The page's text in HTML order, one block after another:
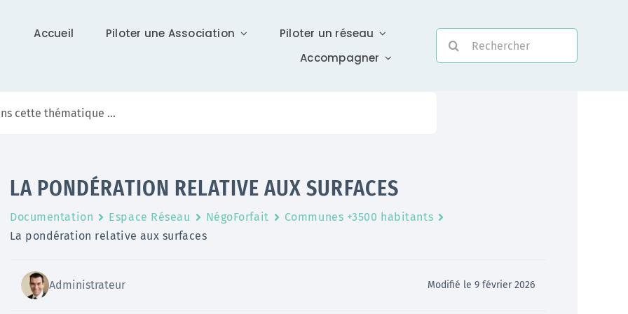
Accueil Piloter une Association
Piloter un réseau
Accompagner
actualités, newsletter (ISI News), …
place pour répondre à vos questions urgentes
LA PONDÉRATION RELATIVE AUX SURFACES
Documentation Espace Réseau NégoForfait
Communes +3500 habitants
La pondération relative aux surfaces
Administrateur Modifié le 9 février 2026